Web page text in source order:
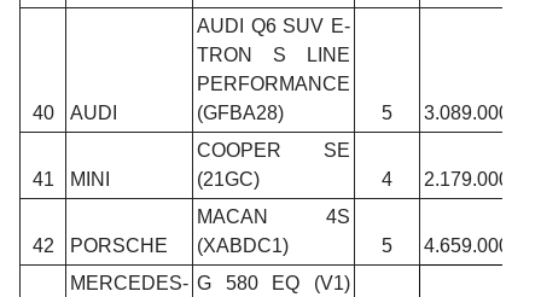
40 AUDI
AUDI Q6 SUV E-
TRON S LINE
PERFORMANCE
(GFBA28)
5
41 MINI
COOPER SE
(21GC)
4
42 PORSCHE
MACAN 4S
(XABDC1)
5
MERCEDES- G 580 EQ (V1)